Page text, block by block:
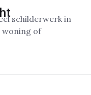
schilderwerk in
woning of